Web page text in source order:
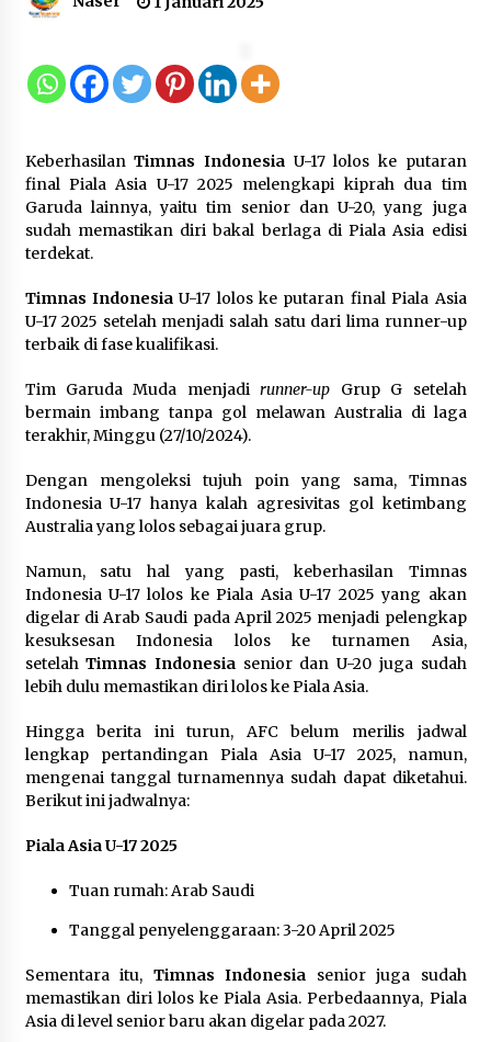
8 Agustus 2026
9 Kopi Botol Terbaik yang Praktis
untuk Menemani Aktivitas
8 Agustus 2026
Kemenpar Turut Perkuat
sebagai Destinasi Wisata Bahari
Berkelas Dunia
8 Agustus 2026
Festival Lembah Baliem Perkuat
Ekonomi Masyarakat Papua
8 Agustus 2026
Bakteri Yogurt, Kenali Manfaatnya
untuk Kesehatan Pencernaan
Menjaga Kesuburan
Wamenhan Pimpin Prosesi
Pelantikan dan Sertijab Pejabat
Tinggi Kemhan
KeberhasilanTimnas IndonesiaU-17 lolos ke putaran
final Piala Asia U-17 2025 melengkapi kiprah dua tim
Garuda lainnya, yaitu tim senior dan U-20, yang juga
sudah memastikan diri bakal berlaga di Piala Asia edisi
terdekat.
Timnas IndonesiaU-17 lolos ke putaran final Piala Asia
U-17 2025 setelah menjadi salah satu dari lima runner-up
terbaik di fase kualifikasi.
Tim Garuda Muda menjadirunner-up Grup G setelah
bermain imbang tanpa gol melawan Australia di laga
terakhir, Minggu (27/10/2024).
Dengan mengoleksi tujuh poin yang sama, Timnas
Indonesia U-17 hanya kalah agresivitas gol ketimbang
Australia yang lolos sebagai juara grup.
Namun, satu hal yang pasti, keberhasilan Timnas
Indonesia U-17 lolos ke Piala Asia U-17 2025 yang akan
digelar di Arab Saudi pada April 2025 menjadi pelengkap
kesuksesan Indonesia lolos ke turnamen Asia,
setelahTimnas Indonesiasenior dan U-20 juga sudah
lebih dulu memastikan diri lolos ke Piala Asia.
Hingga berita ini turun, AFC belum merilis jadwal
lengkap pertandingan Piala Asia U-17 2025, namun,
mengenai tanggal turnamennya sudah dapat diketahui.
Berikut ini jadwalnya:
Piala Asia U-17 2025
Tuan rumah: Arab Saudi
Tanggal penyelenggaraan: 3-20 April 2025
Sementara itu, Timnas Indonesia senior juga sudah
memastikan diri lolos ke Piala Asia. Perbedaannya, Piala
Asia di level senior baru akan digelar pada 2027.